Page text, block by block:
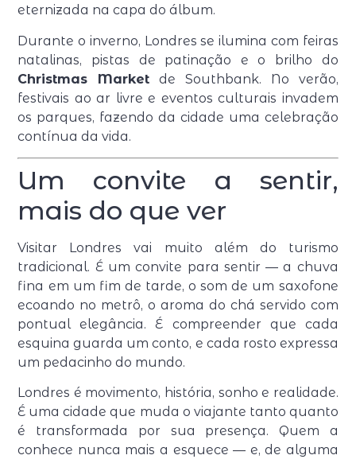
eternizada na capa do álbum.
Durante o inverno, Londres se ilumina com feiras
natalinas, pistas de patinação e o brilho do
Christmas Market de Southbank. No verão,
festivais ao ar livre e eventos culturais invadem
os parques, fazendo da cidade uma celebração
contínua da vida.
Um convite a sentir,
mais do que ver
Visitar Londres vai muito além do turismo
tradicional. É um convite para sentir — a chuva
fina em um fim de tarde, o som de um saxofone
ecoando no metrô, o aroma do chá servido com
pontual elegância. É compreender que cada
esquina guarda um conto, e cada rosto expressa
um pedacinho do mundo.
Londres é movimento, história, sonho e realidade.
É uma cidade que muda o viajante tanto quanto
é transformada por sua presença. Quem a
conhece nunca mais a esquece — e, de alguma